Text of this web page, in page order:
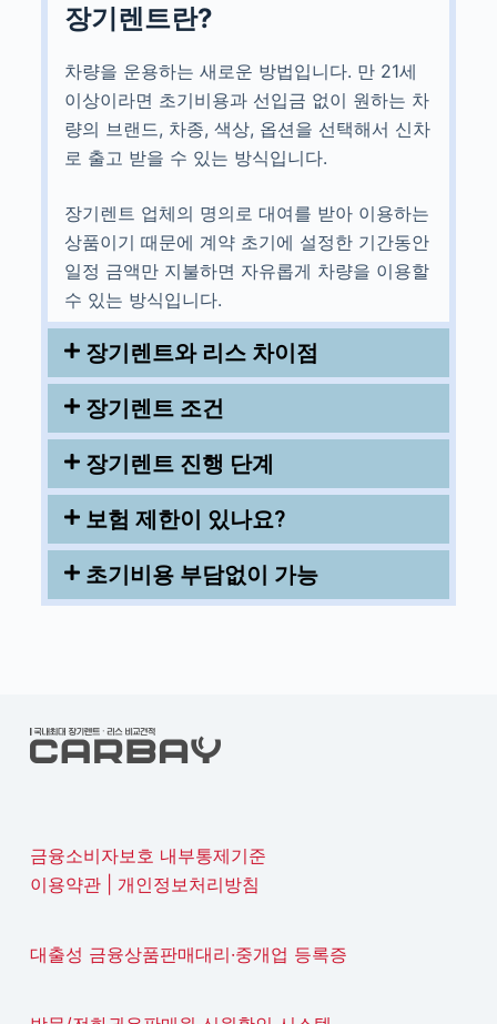
장기렌트란?
차량을 운용하는 새로운 방법입니다. 만 21세
이상이라면 초기비용과 선입금 없이 원하는 차
량의 브랜드, 차종, 색상, 옵션을 선택해서 신차
로 출고 받을 수 있는 방식입니다.
장기렌트 업체의 명의로 대여를 받아 이용하는
상품이기 때문에 계약 초기에 설정한 기간동안
일정 금액만 지불하면 자유롭게 차량을 이용할
수 있는 방식입니다.
장기렌트와 리스 차이점
장기렌트 조건
장기렌트 진행 단계
보험 제한이 있나요?
초기비용 부담없이 가능
금융소비자보호 내부통제기준
이용약관| 개인정보처리방침
대출성 금융상품판매대리·중개업 등록증